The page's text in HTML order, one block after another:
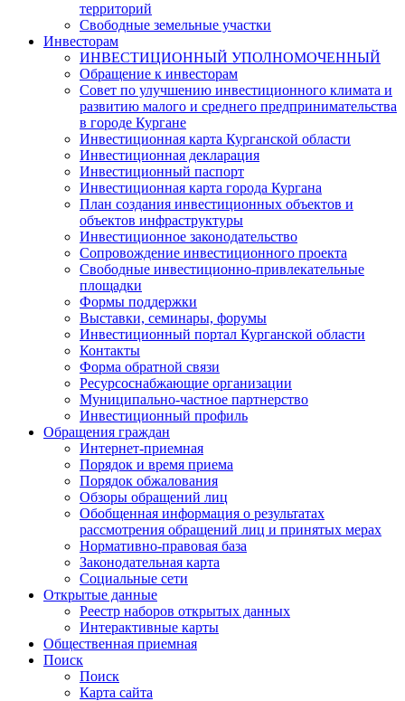
территорий
Свободные земельные участки
Инвесторам
ИНВЕСТИЦИОННЫЙ УПОЛНОМОЧЕННЫЙ
Обращение к инвесторам
Совет по улучшению инвестиционного климата и
развитию малого и среднего предпринимательства
в городе Кургане
Инвестиционная карта Курганской области
Инвестиционная декларация
Инвестиционный паспорт
Инвестиционная карта города Кургана
План создания инвестиционных объектов и
объектов инфраструктуры
Инвестиционное законодательство
Сопровождение инвестиционного проекта
Свободные инвестиционно-привлекательные
площадки
Формы поддержки
Выставки, семинары, форумы
Инвестиционный портал Курганской области
Контакты
Форма обратной связи
Ресурсоснабжающие организации
Муниципально-частное партнерство
Инвестиционный профиль
Обращения граждан
Интернет-приемная
Порядок и время приема
Порядок обжалования
Обзоры обращений лиц
Обобщенная информация о результатах
рассмотрения обращений лиц и принятых мерах
Нормативно-правовая база
Законодательная карта
Социальные сети
Открытые данные
Реестр наборов открытых данных
Интерактивные карты
Общественная приемная
Поиск
Поиск
Карта сайта